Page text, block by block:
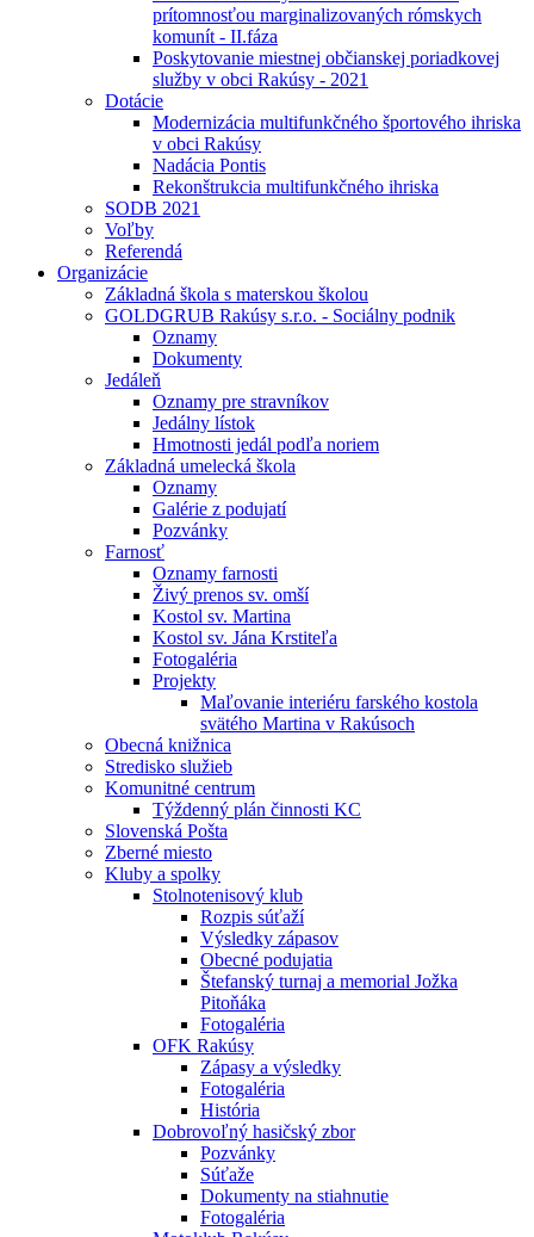
prítomnosťou marginalizovaných rómskych
komunít - II.fáza
Poskytovanie miestnej občianskej poriadkovej
služby v obci Rakúsy - 2021
Dotácie
Modernizácia multifunkčného športového ihriska
v obci Rakúsy
Nadácia Pontis
Rekonštrukcia multifunkčného ihriska
SODB 2021
Voľby
Referendá
Organizácie
Základná škola s materskou školou
GOLDGRUB Rakúsy s.r.o. - Sociálny podnik
Oznamy
Dokumenty
Jedáleň
Oznamy pre stravníkov
Jedálny lístok
Hmotnosti jedál podľa noriem
Základná umelecká škola
Oznamy
Galérie z podujatí
Pozvánky
Farnosť
Oznamy farnosti
Živý prenos sv. omší
Kostol sv. Martina
Kostol sv. Jána Krstiteľa
Fotogaléria
Projekty
Maľovanie interiéru farského kostola
svätého Martina v Rakúsoch
Obecná knižnica
Stredisko služieb
Komunitné centrum
Týždenný plán činnosti KC
Slovenská Pošta
Zberné miesto
Kluby a spolky
Stolnotenisový klub
Rozpis súťaží
Výsledky zápasov
Obecné podujatia
Štefanský turnaj a memorial Jožka
Pitoňáka
Fotogaléria
OFK Rakúsy
Zápasy a výsledky
Fotogaléria
História
Dobrovoľný hasičský zbor
Pozvánky
Súťaže
Dokumenty na stiahnutie
Fotogaléria